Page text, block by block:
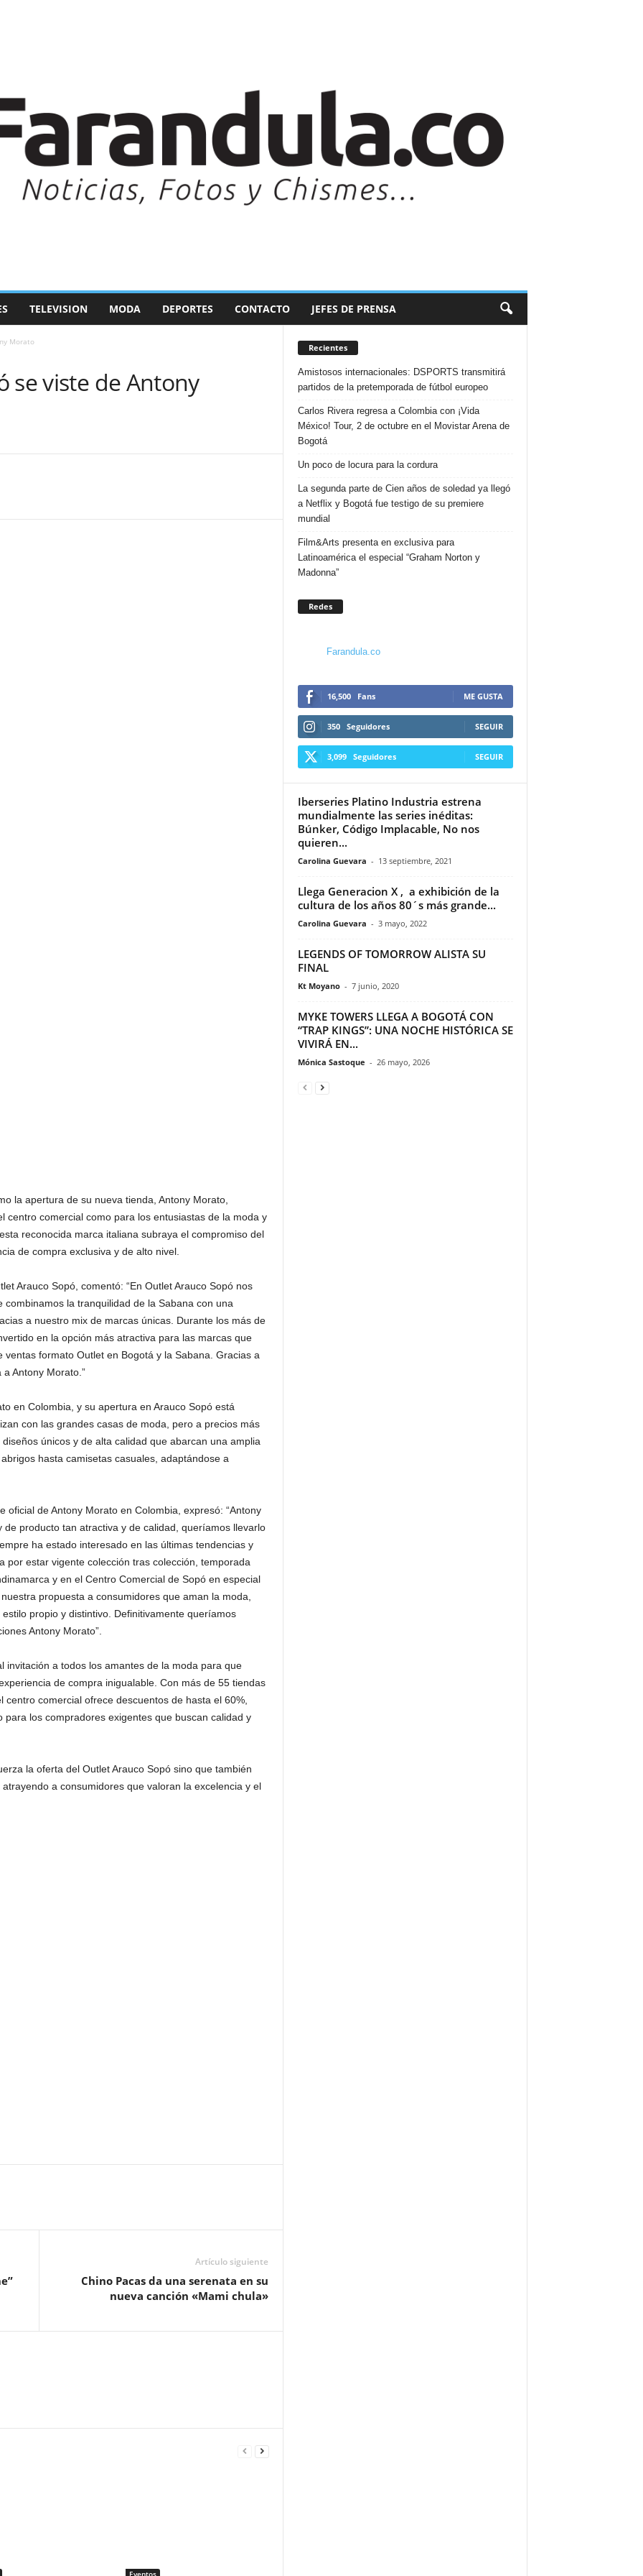
TELEVISION MODA DEPORTES CONTACTO JEFES DE PRENSA
Morato
se viste de Antony
la apertura de su nueva tienda, Antony Morato,
centro comercial como para los entusiastas de la moda y
reconocida marca italiana subraya el compromiso del
de compra exclusiva y de alto nivel.
Arauco Sopó, comentó: “En Outlet Arauco Sopó nos
la tranquilidad de la Sabana con una
a nuestro mix de marcas únicas. Durante los más de
en la opción más atractiva para las marcas que
formato Outlet en Bogotá y la Sabana. Gracias a
Antony Morato.”
en Colombia, y su apertura en Arauco Sopó está
con las grandes casas de moda, pero a precios más
únicos y de alta calidad que abarcan una amplia
hasta camisetas casuales, adaptándose a
oficial de Antony Morato en Colombia, expresó: “Antony
producto tan atractiva y de calidad, queríamos llevarlo
ha estado interesado en las últimas tendencias y
por estar vigente colección tras colección, temporada
y en el Centro Comercial de Sopó en especial
propuesta a consumidores que aman la moda,
propio y distintivo. Definitivamente queríamos
Antony Morato”.
invitación a todos los amantes de la moda para que
de compra inigualable. Con más de 55 tiendas
comercial ofrece descuentos de hasta el 60%,
los compradores exigentes que buscan calidad y
la oferta del Outlet Arauco Sopó sino que también
a consumidores que valoran la excelencia y el
Artículo siguiente
Chino Pacas da una serenata en su
nueva canción «Mami chula»
Eventos
Recientes
Amistosos internacionales: DSPORTS transmitirá
partidos de la pretemporada de fútbol europeo
Carlos Rivera regresa a Colombia con ¡Vida
México! Tour, 2 de octubre en el Movistar Arena de
Bogotá
Un poco de locura para la cordura
La segunda parte de Cien años de soledad ya llegó
a Netflix y Bogotá fue testigo de su premiere
mundial
Film&Arts presenta en exclusiva para
Latinoamérica el especial “Graham Norton y
Madonna”
Redes
Farandula.co
16,500 Fans ME GUSTA
350 Seguidores SEGUIR
3,099 Seguidores SEGUIR
Iberseries Platino Industria estrena
mundialmente las series inéditas:
Búnker, Código Implacable, No nos
quieren...
Carolina Guevara - 13 septiembre, 2021
Llega Generacion X , a exhibición de la
cultura de los años 80´s más grande...
Carolina Guevara - 3 mayo, 2022
LEGENDS OF TOMORROW ALISTA SU
FINAL
Kt Moyano - 7 junio, 2020
MYKE TOWERS LLEGA A BOGOTÁ CON
“TRAP KINGS”: UNA NOCHE HISTÓRICA SE
VIVIRÁ EN...
Mónica Sastoque - 26 mayo, 2026